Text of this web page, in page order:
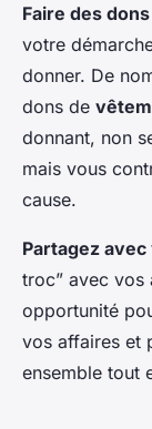
Faire des dons
votre
donner. De
dons de
donnant, non
mais vous
cause.
Partagez
troc” avec vos
opportunité
vos affaires et
ensemble tout